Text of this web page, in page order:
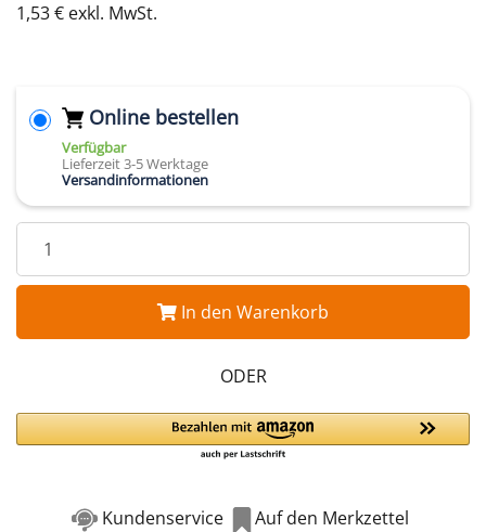
1,53 € exkl. MwSt.
Online bestellen
Verfügbar
Lieferzeit 3-5 Werktage
Versandinformationen
In den Warenkorb
ODER
Kundenservice Auf den Merkzettel